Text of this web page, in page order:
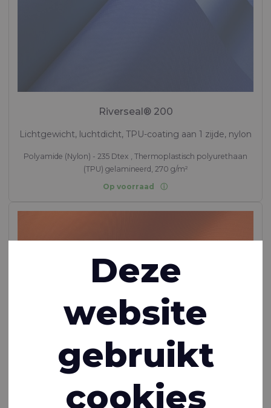
Riverseal® 200
Lichtgewicht, luchtdicht, TPU-coating aan 1 zijde, nylon
Polyamide (Nylon) - 235 Dtex , Thermoplastisch polyurethaan
(TPU) gelamineerd, 270 g/m²
Op voorraad
Deze
website
gebruikt
cookies